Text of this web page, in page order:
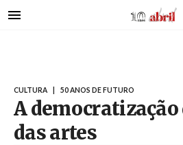
para
CULTURA 50 ANOS DE FUTURO
A
das artes